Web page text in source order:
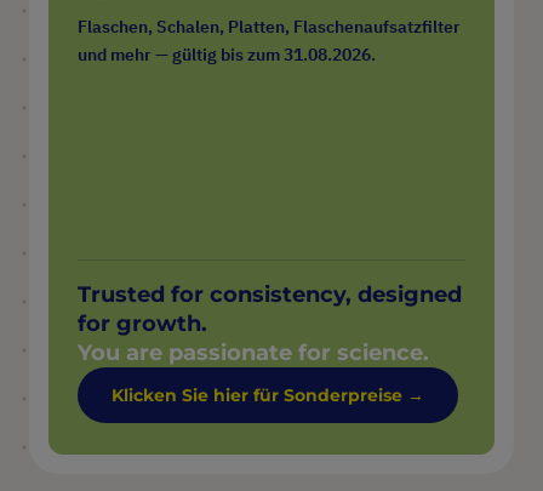
Flaschen, Schalen, Platten, Flaschenaufsatzfilter
und mehr — gültig bis zum 31.08.2026.
Trusted for consistency, designed
for growth.
You are passionate for science.
Klicken Sie hier für Sonderpreise →